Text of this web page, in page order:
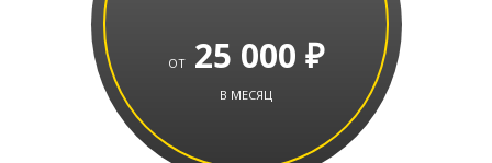
ОТ 25 000 ₽
В МЕСЯЦ